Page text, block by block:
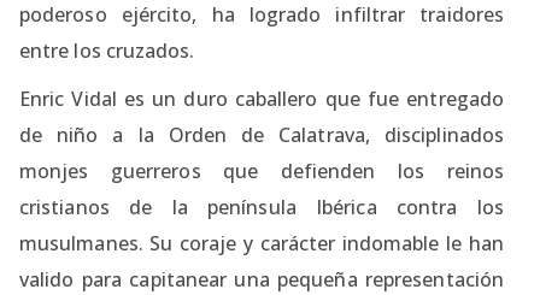
poderoso ejército, ha logrado infiltrar traidores
entre los cruzados.
Enric Vidal es un duro caballero que fue entregado
de niño a la Orden de Calatrava, disciplinados
monjes guerreros que defienden los reinos
cristianos de la península Ibérica contra los
musulmanes. Su coraje y carácter indomable le han
valido para capitanear una pequeña representación